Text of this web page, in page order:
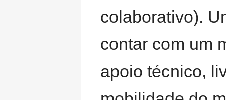
colaborativo).
contar com um
apoio técnico,